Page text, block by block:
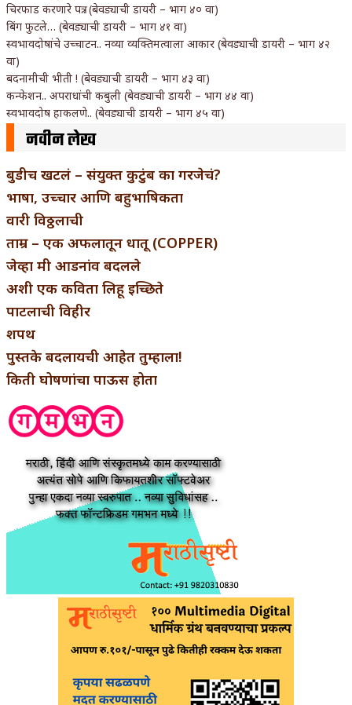
चिरफाड करणारे पत्र.. (बेवड्याची डायरी – भाग ४० वा)
बिंग फुटले… (बेवड्याची डायरी – भाग ४१ वा)
स्वभावदोषांचे उच्चाटन.. नव्या व्यक्तिमत्वाला आकार (बेवड्याची डायरी – भाग ४२
वा)
बदनामीची भीती ! (बेवड्याची डायरी – भाग ४३ वा)
कन्फेशन.. अपराधांची कबुली (बेवड्याची डायरी – भाग ४४ वा)
स्वभावदोष हाकलणे.. (बेवड्याची डायरी – भाग ४५ वा)
नवीन लेख
बुडीच खटलं – संयुक्त कुटुंब का गरजेचं?
भाषा, उच्चार आणि बहुभाषिकता
वारी विठ्ठलाची
ताम्र – एक अफलातून धातू (COPPER)
जेव्हा मी आडनांव बदलले
अशी एक कविता लिहू इच्छिते
पाटलाची विहीर
शपथ
पुस्तके बदलायची आहेत तुम्हाला!
किती घोषणांचा पाऊस होता